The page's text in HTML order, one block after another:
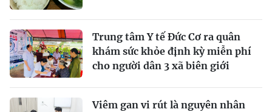
Trung tâm Y tế Đức Cơ ra quân
khám sức khỏe định kỳ miễn phí
cho người dân 3 xã biên giới
Viêm gan vi rút là nguyên nhân